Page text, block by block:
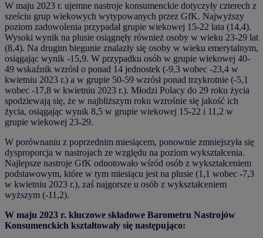
W maju 2023 r. ujemne nastroje konsumenckie dotyczyły czterech z
sześciu grup wiekowych wytypowanych przez GfK. Najwyższy
poziom zadowolenia przypadał grupie wiekowej 15-22 lata (14,4).
Wysoki wynik na plusie osiągnęły również osoby w wieku 23-29 lat
(8,4). Na drugim biegunie znalazły się osoby w wieku emerytalnym,
osiągając wynik -15,9. W przypadku osób w grupie wiekowej 40-
49 wskaźnik wzrósł o ponad 14 jednostek (-9,3 wobec -23,4 w
kwietniu 2023 r.) a w grupie 50-59 wzrósł ponad trzykrotnie (-5,1
wobec -17,8 w kwietniu 2023 r.). Młodzi Polacy do 29 roku życia
spodziewają się, że w najbliższym roku wzrośnie się jakość ich
życia, osiągając wynik 8,5 w grupie wiekowej 15-22 i 11,2 w
grupie wiekowej 23-29.
W porównaniu z poprzednim miesiącem, ponownie zmniejszyła się
dysproporcja w nastrojach ze względu na poziom wykształcenia.
Najlepsze nastroje GfK odnotowało wśród osób z wykształceniem
podstawowym, które w tym miesiącu jest na plusie (1,1 wobec -7,3
w kwietniu 2023 r.), zaś najgorsze u osób z wykształceniem
wyższym (-11,2).
W maju 2023 r. kluczowe składowe Barometru Nastrojów
Konsumenckich kształtowały się następująco: